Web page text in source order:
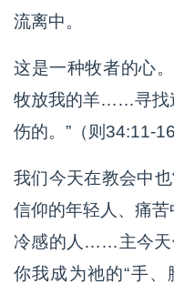
流离中。
这是一种牧者的心
牧放我的羊……寻找
伤的。”（则34:11-16
我们今天在教会中
信仰的年轻人、痛
冷感的人……主今天
你我成为祂的“手